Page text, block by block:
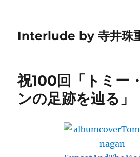
Interlude by 寺井珠
祝100回「トミー
ンの足跡を辿る」